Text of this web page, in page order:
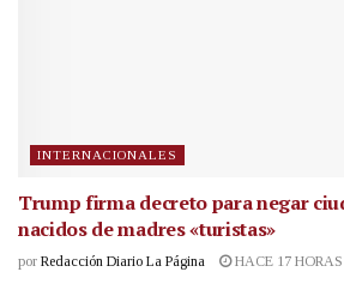
INTERNACIONALES
Trump firma decreto para negar
nacidos de madres «turistas»
por Redacción Diario La Página HACE 17 HORAS